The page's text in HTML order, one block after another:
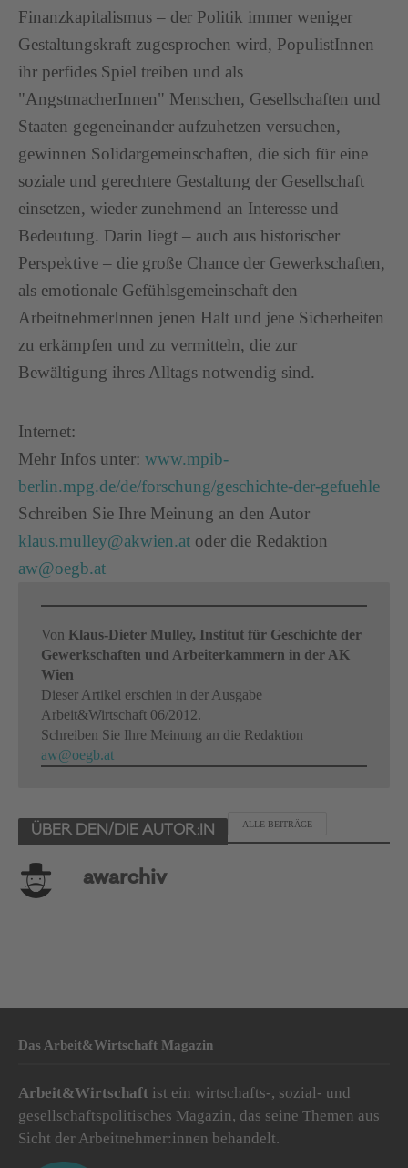
Finanzkapitalismus – der Politik immer weniger
Gestaltungskraft zugesprochen wird, PopulistInnen
ihr perfides Spiel treiben und als
"AngstmacherInnen" Menschen, Gesellschaften und
Staaten gegeneinander aufzuhetzen versuchen,
gewinnen Solidargemeinschaften, die sich für eine
soziale und gerechtere Gestaltung der Gesellschaft
einsetzen, wieder zunehmend an Interesse und
Bedeutung. Darin liegt – auch aus historischer
Perspektive – die große Chance der Gewerkschaften,
als emotionale Gefühlsgemeinschaft den
ArbeitnehmerInnen jenen Halt und jene Sicherheiten
zu erkämpfen und zu vermitteln, die zur
Bewältigung ihres Alltags notwendig sind.
Internet:
Mehr Infos unter: www.mpib-
berlin.mpg.de/de/forschung/geschichte-der-gefuehle
Schreiben Sie Ihre Meinung an den Autor
klaus.mulley@akwien.at oder die Redaktion
aw@oegb.at
Von Klaus-Dieter Mulley, Institut für Geschichte der
Gewerkschaften und Arbeiterkammern in der AK
Wien
Dieser Artikel erschien in der Ausgabe
Arbeit&Wirtschaft 06/2012.
Schreiben Sie Ihre Meinung an die Redaktion
aw@oegb.at
ÜBER DEN/DIE AUTOR:IN
ALLE BEITRÄGE
awarchiv
Das Arbeit&Wirtschaft Magazin
Arbeit&Wirtschaft ist ein wirtschafts-, sozial- und
gesellschaftspolitisches Magazin, das seine Themen aus
Sicht der Arbeitnehmer:innen behandelt.